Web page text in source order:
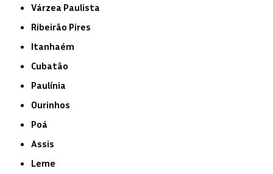
Várzea Paulista
Ribeirão Pires
Itanhaém
Cubatão
Paulínia
Ourinhos
Poá
Assis
Leme